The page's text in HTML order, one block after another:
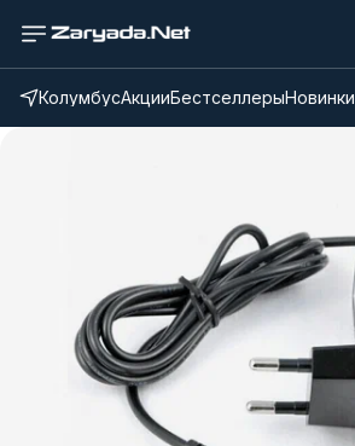
КолумбусАкцииБестселлерыНовинки